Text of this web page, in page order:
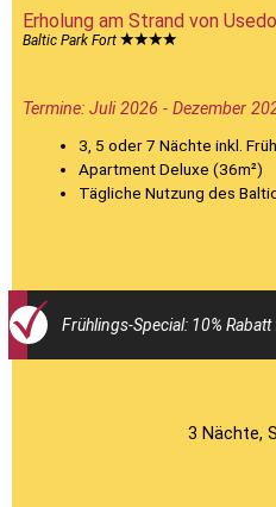
Erholung am Strand von
Baltic Park Fort
Termine: Juli 2026 - Dezember
3, 5 oder 7 Nächte inkl.
Apartment Deluxe (36m²)
Tägliche Nutzung des
Frühlings-Special: 10%
3 Nächte,